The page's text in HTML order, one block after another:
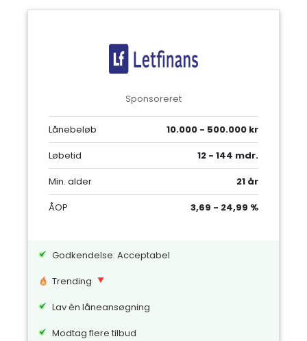
Sponsoreret
Lånebeløb
10.000 - 500.000 kr
Løbetid
12 - 144 mdr.
Min. alder
21 år
ÅOP
3,69 - 24,99 %
Godkendelse: Acceptabel
Trending
Lav èn låneansøgning
Modtag flere tilbud